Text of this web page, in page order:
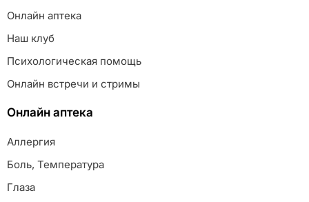
Онлайн аптека
Наш клуб
Психологическая помощь
Онлайн встречи и стримы
Онлайн аптека
Аллергия
Боль, Температура
Глаза